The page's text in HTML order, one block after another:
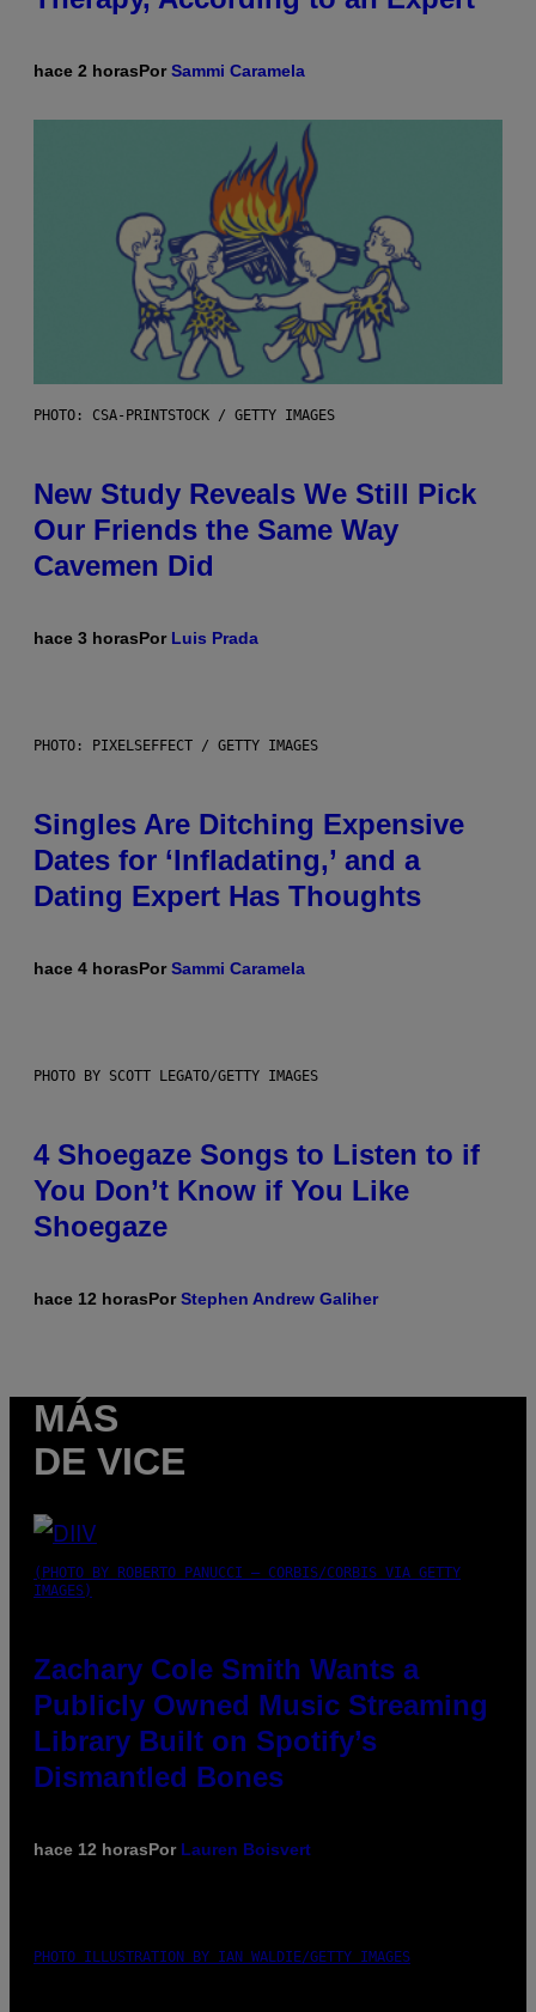
hace 2 horasPorSammi Caramela
PHOTO: CSA-PRINTSTOCK / GETTY IMAGES
New Study Reveals We Still Pick
Our Friends the Same Way
Cavemen Did
hace 3 horasPor Luis Prada
PHOTO: PIXELSEFFECT / GETTY IMAGES
Singles Are Ditching Expensive
Dates for ‘Infladating,’ and a
Dating Expert Has Thoughts
hace 4 horasPorSammi Caramela
PHOTO BY SCOTT LEGATO/GETTY IMAGES
4 Shoegaze Songs to Listen to if
You Don’t Know if You Like
Shoegaze
hace 12 horasPorStephen Andrew Galiher
MÁS
DE VICE
(PHOTO BY ROBERTO PANUCCI – CORBIS/CORBIS VIA GETTY
IMAGES)
Zachary Cole Smith Wants a
Publicly Owned Music Streaming
Library Built on Spotify’s
Dismantled Bones
hace 12 horasPor Lauren Boisvert
PHOTO ILLUSTRATION BY IAN WALDIE/GETTY IMAGES